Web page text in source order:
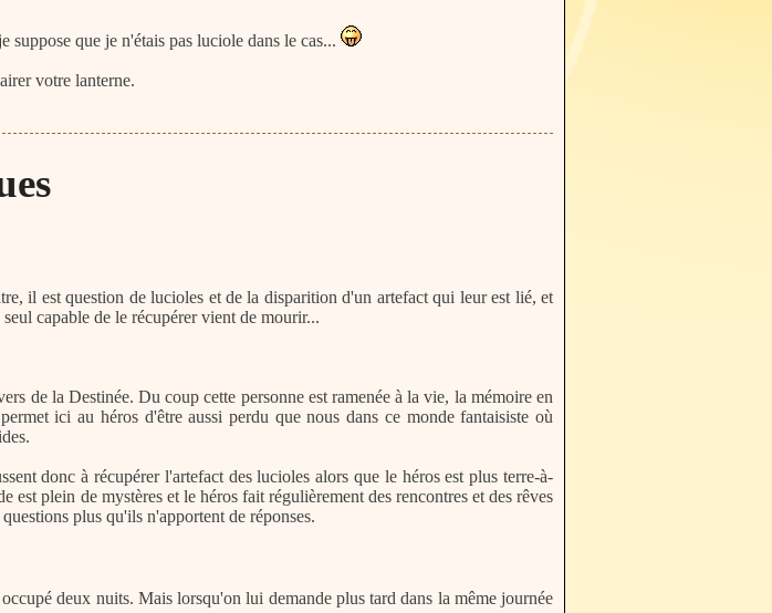
que je n'étais pas luciole dans le cas...
votre lanterne.
il est question de lucioles et de la disparition d'un artefact qui leur est lié, et
capable de le récupérer vient de mourir...
de la Destinée. Du coup cette personne est ramenée à la vie, la mémoire en
ici au héros d'être aussi perdu que nous dans ce monde fantaisiste où
donc à récupérer l'artefact des lucioles alors que le héros est plus terre-à-
plein de mystères et le héros fait régulièrement des rencontres et des rêves
plus qu'ils n'apportent de réponses.
deux nuits. Mais lorsqu'on lui demande plus tard dans la même journée